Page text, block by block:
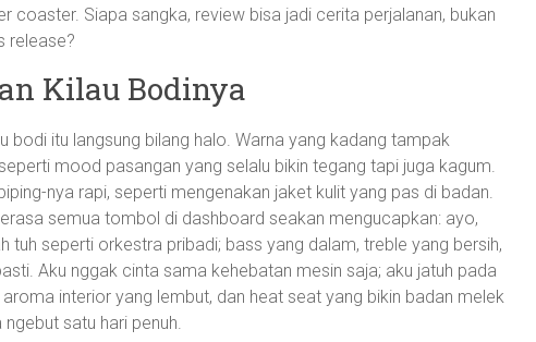
coaster. Siapa sangka, review bisa jadi cerita perjalanan, bukan
release?
Kilau Bodinya
bodi itu langsung bilang halo. Warna yang kadang tampak
mood pasangan yang selalu bikin tegang tapi juga kagum.
nya rapi, seperti mengenakan jaket kulit yang pas di badan.
semua tombol di dashboard seakan mengucapkan: ayo,
tuh seperti orkestra pribadi; bass yang dalam, treble yang bersih,
Aku nggak cinta sama kehebatan mesin saja; aku jatuh pada
interior yang lembut, dan heat seat yang bikin badan melek
satu hari penuh.